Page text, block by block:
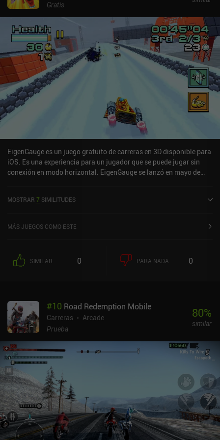
controles son excelentes, desde el toque hasta la inclinación,
personalizables. Las pistas también están bien diseñadas y, a
medida que avanzamos, se introducen obstáculos desafiantes y
atajos difíciles de superar pero muy gratificantes. El único
inconveniente es que las primeras pistas son demasiado fáciles y
nuestro dron demasiado lento. Entre nivel y nivel, gastamos el
dinero que ganamos con el juego en mejorar nuestras habilidades,
comprar drones completamente nuevos y adquirir cosméticos.
Todo ello es una buena razón para progresar. CYGRAM se
monetiza mediante iAPs para cosméticos y más de la moneda que
también ganamos con el juego. Es sin duda uno de los mejores
juegos de carreras arcade para móviles, y un éxito sorpresa para
mí. Las vibraciones son contundentes, los efectos especiales
geniales y la jugabilidad una recomendación fácil para cualquiera
que ame este género.
Gratis
EigenGauge es un juego gratuito de carreras en 3D disponible para
iOS. Es una experiencia para un jugador que se puede jugar sin
conexión en modo horizontal. EigenGauge se lanzó en mayo de
MOSTRAR 7 SIMILITUDES
MÁS JUEGOS COMO ESTE
SIMILAR 0 PARA NADA 0
#10 Road Redemption Mobile
Carreras
Arcade
Prueba
80%
similar